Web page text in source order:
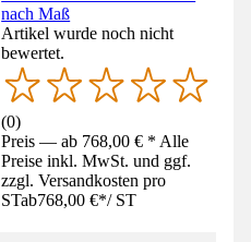
nach Maß
Artikel wurde noch nicht
bewertet.
(0)
Preis — ab 768,00 € * Alle
Preise inkl. MwSt. und ggf.
zzgl. Versandkosten pro
STab768,00 €*/ ST